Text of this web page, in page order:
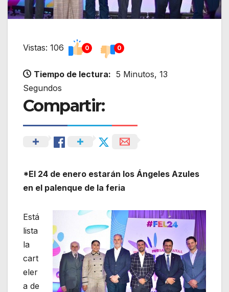
Vistas: 106 0 0
Tiempo de lectura: 5 Minutos, 13
Segundos
Compartir:
*El 24 de enero estarán los Ángeles Azules
en el palenque de la feria
Está
lista
la
cart
eler
a de